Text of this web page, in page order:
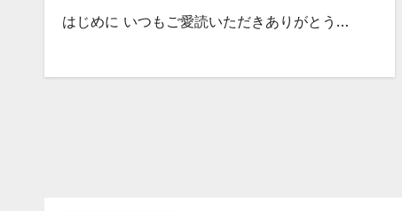
はじめに いつもご愛読いただきありがとう…